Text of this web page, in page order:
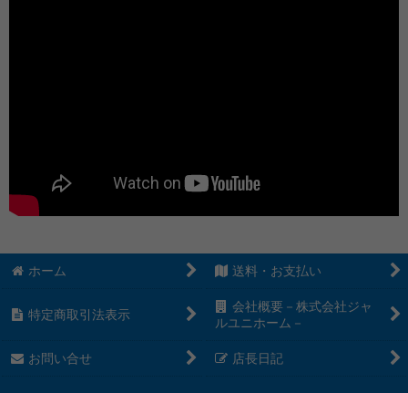
ホーム 送料・お支払い
特定商取引法表示
会社概要－株式会社ジャ
ルユニホーム－
お問い合せ 店長日記